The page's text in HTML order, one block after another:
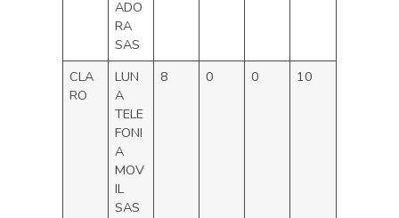
ADO
RA
SAS
CLA
RO
LUN
A
TELE
FONI
A
MOV
IL
SAS
8 0 0 10